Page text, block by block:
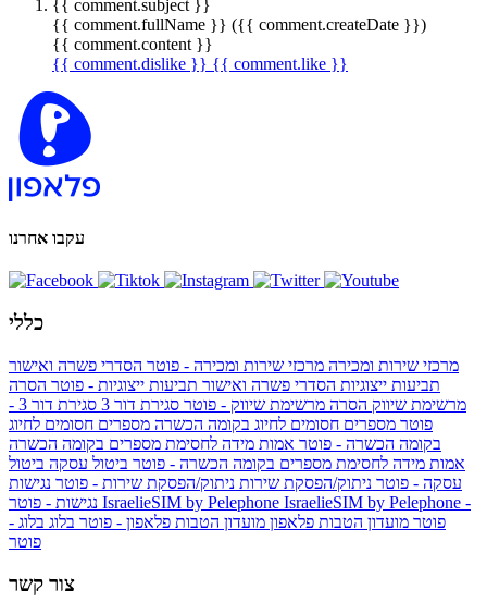
{{ comment.subject }}
{{ comment.fullName }} ({{ comment.createDate }})
{{ comment.content }}
{{ comment.dislike }} {{ comment.like }}
עקבו אחרנו
כללי
מרכזי שירות ומכירה מרכזי שירות ומכירה - פוטר הסדרי פשרה ואישור
תביעות ייצוגיות הסדרי פשרה ואישור תביעות ייצוגיות - פוטר הסרה
מרשימת שיווק הסרה מרשימת שיווק - פוטר סגירת דור 3
סגירת דור 3 -
פוטר מספרים חסומים לחיוג בקומה הכשרה מספרים חסומים לחיוג
בקומה הכשרה - פוטר אמות מידה לחסימת מספרים בקומה הכשרה
אמות מידה לחסימת מספרים בקומה הכשרה - פוטר ביטול עסקה ביטול
עסקה - פוטר ניתוק/הפסקת שירות ניתוק/הפסקת שירות - פוטר נגישות
IsraelieSIM by Pelephone IsraelieSIM by Pelephone -
פוטר מועדון הטבות פלאפון מועדון הטבות פלאפון - פוטר בלוג בלוג -
פוטר
צור קשר